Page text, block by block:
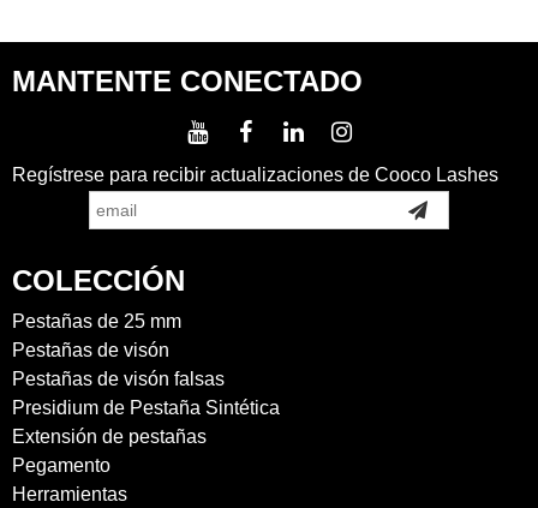
MANTENTE CONECTADO
Regístrese para recibir actualizaciones de Cooco Lashes
COLECCIÓN
Pestañas de 25 mm
Pestañas de visón
Pestañas de visón falsas
Presidium de Pestaña Sintética
Extensión de pestañas
Pegamento
Herramientas